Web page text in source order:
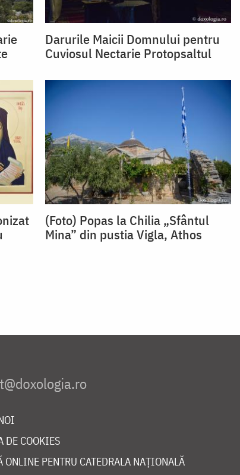
Darurile Maicii Domnului pentru
Cuviosul Nectarie Protopsaltul
(Foto) Popas la Chilia „Sfântul
Mina” din pustia Vigla, Athos
DE COOKIES
ONLINE PENTRU CATEDRALA NAȚIONALĂ